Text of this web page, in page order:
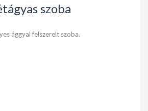
szoba
ággyal felszerelt szoba.